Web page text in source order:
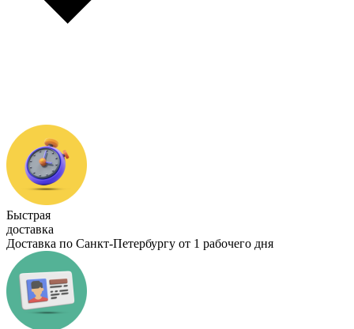
Быстрая
доставка
Доставка по Санкт-Петербургу от 1 рабочего дня